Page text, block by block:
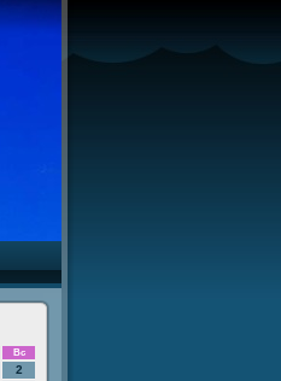
Вс
2